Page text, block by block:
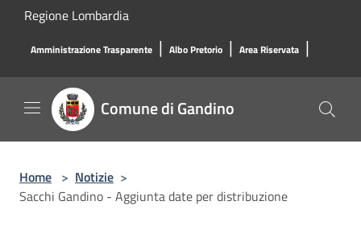
Salta al contenuto principale
Regione Lombardia
Amministrazione Trasparente | Albo Pretorio | Area Riservata |
Comune di Gandino
Home > Notizie >
Sacchi Gandino - Aggiunta date per distribuzione